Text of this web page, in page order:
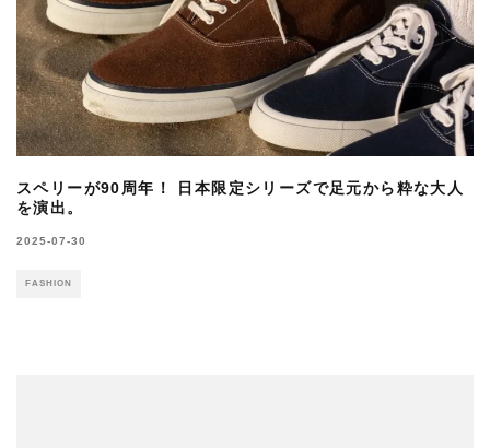
スペリーが90周年！ 日本限定シリーズで足元から粋な大人
を演出。
2025-07-30
FASHION